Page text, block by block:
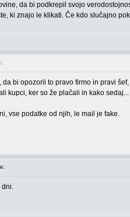
da bi podkrepil svojo
ki znajo le klikati. Če kdo slučajno
bi opozoril to pravo firmo in pravi
kupci, ker so že plačali in kako sedaj...
vse podatke od njih, le mail je fake.
dni.